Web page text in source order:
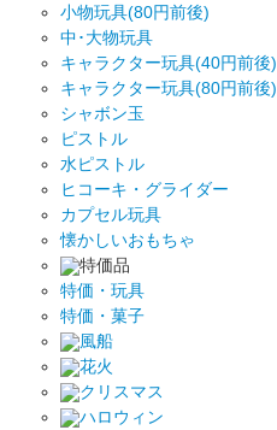
小物玩具(80円前後)
中･大物玩具
キャラクター玩具(40円前後)
キャラクター玩具(80円前後)
シャボン玉
ピストル
水ピストル
ヒコーキ・グライダー
カプセル玩具
懐かしいおもちゃ
特価品
特価・玩具
特価・菓子
風船
花火
クリスマス
ハロウィン